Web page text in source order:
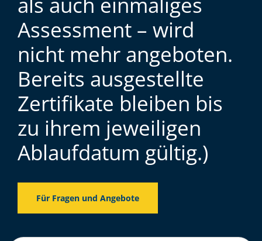
Assessment – wird
nicht mehr angeboten.
Bereits ausgestellte
Zertifikate bleiben bis
zu ihrem jeweiligen
Ablaufdatum gültig.)
Für Fragen und Angebote